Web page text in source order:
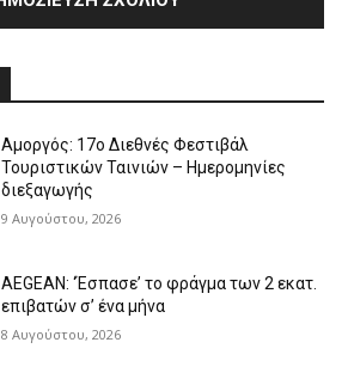
Αμοργός: 17ο Διεθνές Φεστιβάλ
Τουριστικών Ταινιών – Ημερομηνίες
διεξαγωγής
9 Αυγούστου, 2026
AEGEAN: ‘Έσπασε’ το φράγμα των 2 εκατ.
επιβατών σ’ ένα μήνα
8 Αυγούστου, 2026